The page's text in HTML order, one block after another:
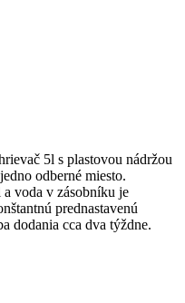
5l s plastovou nádržou
odberné miesto.
voda v zásobníku je
prednastavenú
dodania cca dva týždne.